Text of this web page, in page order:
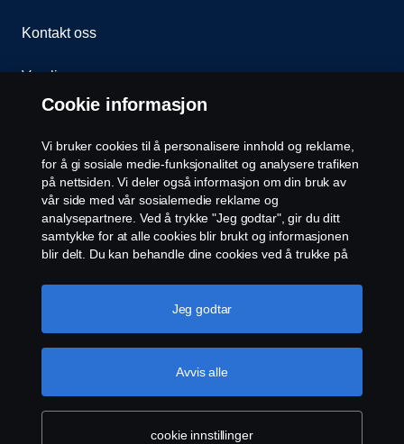
Kontakt oss
Varsling
Etiske retningslinjer for leverandører
Cookie-innstillinger
143 Skøyen, 0277 Oslo Telefon: 22 06 45 00 epost:
sno.info@scania.com. Fakturaadresse:
invoice.no@scania.com
Cookie informasjon
Vi bruker cookies til å personalisere innhold og reklame,
for å gi sosiale medie-funksjonalitet og analysere trafiken
på nettsiden. Vi deler også informasjon om din bruk av
vår side med vår sosialemedie reklame og
analysepartnere. Ved å trykke "Jeg godtar", gir du ditt
samtykke for at alle cookies blir brukt og informasjonen
blir delt. Du kan behandle dine cookies ved å trukke på
en mer detaljert forklaring hvordan vi bruker cookies,
vennligst besøk vår cookies-erklæring, som du finner ved
cookie innstillinger
Avvis alle
Jeg godtar